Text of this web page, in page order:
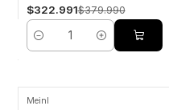
$322.991$379.990
Cantidad
Meinl